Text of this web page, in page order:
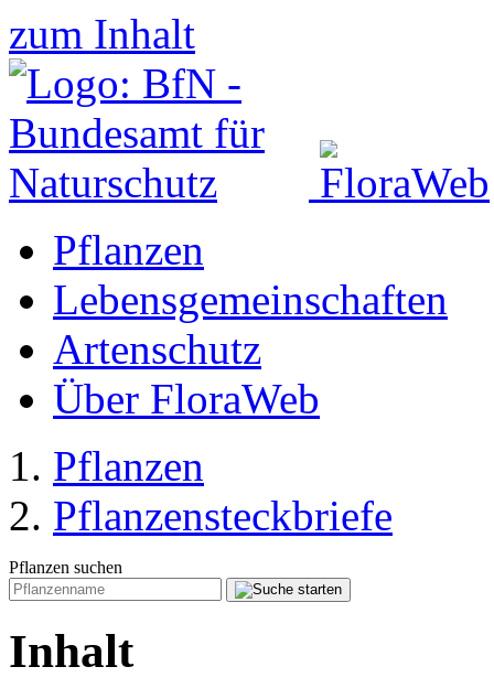
zum Inhalt
Pflanzen
Lebensgemeinschaften
Artenschutz
Über FloraWeb
Pflanzen
Pflanzensteckbriefe
Pflanzen suchen
Inhalt